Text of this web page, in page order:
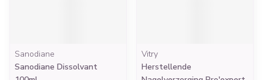
Sanodiane
Sanodiane Dissolvant
Vitry
Herstellende